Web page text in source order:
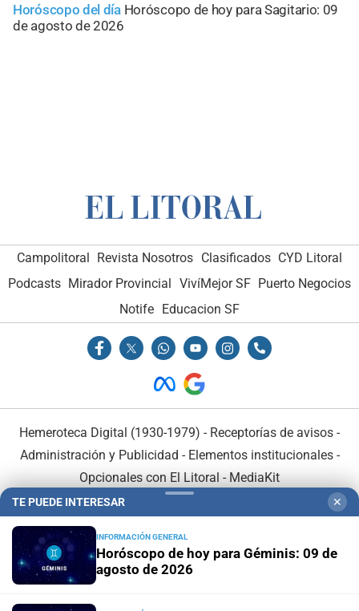
Horóscopo del día Horóscopo de hoy para Sagitario: 09
de agosto de 2026
Campolitoral Revista Nosotros Clasificados CYD Litoral
Podcasts Mirador Provincial VivíMejor SF Puerto Negocios
Notife Educacion SF
Hemeroteca Digital (1930-1979) - Receptorías de avisos -
Administración y Publicidad - Elementos institucionales-
Opcionales con El Litoral - MediaKit
TE PUEDE INTERESAR ✕
INFORMACIÓN GENERAL
Horóscopo de hoy para Géminis: 09 de
agosto de 2026